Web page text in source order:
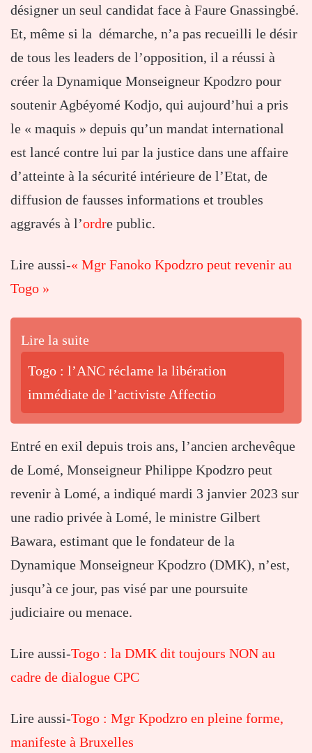
désigner un seul candidat face à Faure Gnassingbé.
Et, même si la démarche, n’a pas recueilli le désir
de tous les leaders de l’opposition, il a réussi à
créer la Dynamique Monseigneur Kpodzro pour
soutenir Agbéyomé Kodjo, qui aujourd’hui a pris
le « maquis » depuis qu’un mandat international
est lancé contre lui par la justice dans une affaire
d’atteinte à la sécurité intérieure de l’Etat, de
diffusion de fausses informations et troubles
aggravés à l’ordre public.
Lire aussi-« Mgr Fanoko Kpodzro peut revenir au
Togo »
Lire la suite
Togo : l’ANC réclame la libération
immédiate de l’activiste Affectio
Entré en exil depuis trois ans, l’ancien archevêque
de Lomé, Monseigneur Philippe Kpodzro peut
revenir à Lomé, a indiqué mardi 3 janvier 2023 sur
une radio privée à Lomé, le ministre Gilbert
Bawara, estimant que le fondateur de la
Dynamique Monseigneur Kpodzro (DMK), n’est,
jusqu’à ce jour, pas visé par une poursuite
judiciaire ou menace.
Lire aussi-Togo : la DMK dit toujours NON au
cadre de dialogue CPC
Lire aussi-Togo : Mgr Kpodzro en pleine forme,
manifeste à Bruxelles